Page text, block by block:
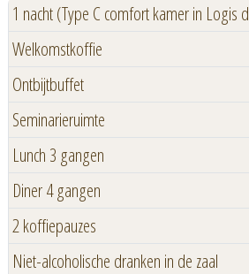
1 nacht (Type C comfort kamer in Logis
Welkomstkoffie
Ontbijtbuffet
Seminarieruimte
Lunch 3 gangen
Diner 4 gangen
2 koffiepauzes
Niet-alcoholische dranken in de zaal